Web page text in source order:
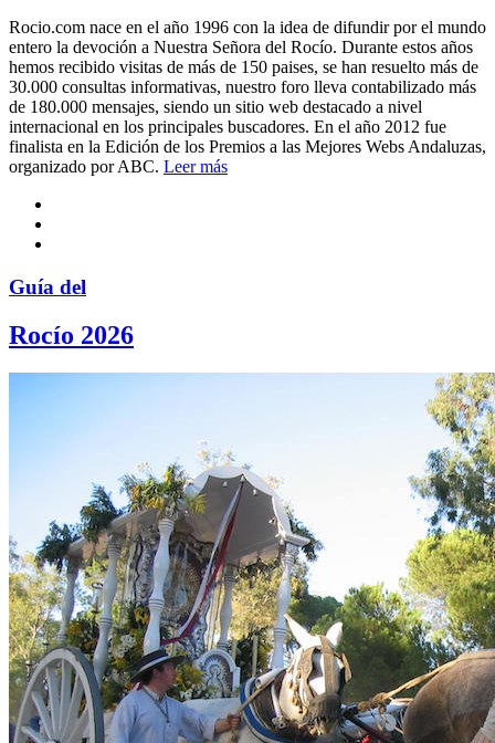
Rocio.com nace en el año 1996 con la idea de difundir por el mundo
entero la devoción a Nuestra Señora del Rocío. Durante estos años
hemos recibido visitas de más de 150 paises, se han resuelto más de
30.000 consultas informativas, nuestro foro lleva contabilizado más
de 180.000 mensajes, siendo un sitio web destacado a nivel
internacional en los principales buscadores. En el año 2012 fue
finalista en la Edición de los Premios a las Mejores Webs Andaluzas,
organizado por ABC. Leer más
Guía del
Rocío 2026